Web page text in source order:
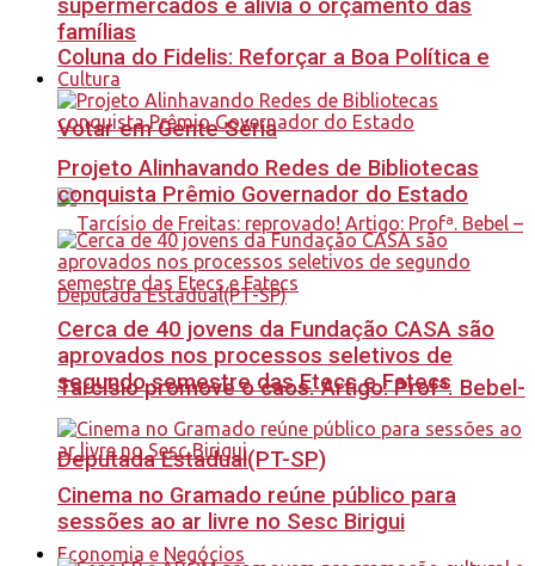
Coluna do Fidelis: Reforçar a Boa Política e
Votar em Gente Séria
Tarcísio promove o caos. Artigo: Profª. Bebel-
Deputada Estadual(PT-SP)
Economia e Negócios
supermercados e alivia o orçamento das
famílias
Cultura
Projeto Alinhavando Redes de Bibliotecas
conquista Prêmio Governador do Estado
Cerca de 40 jovens da Fundação CASA são
aprovados nos processos seletivos de
segundo semestre das Etecs e Fatecs
Cinema no Gramado reúne público para
sessões ao ar livre no Sesc Birigui